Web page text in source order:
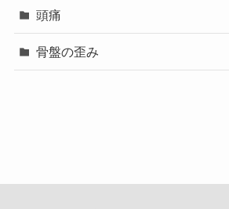
頭痛
骨盤の歪み